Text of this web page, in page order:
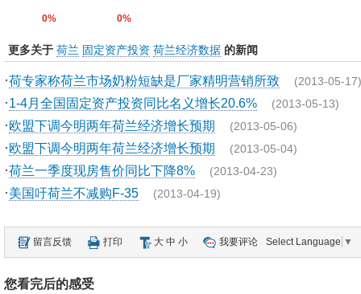
0% 0%
更多关于 荷兰 固定资产投资 荷兰经济数据 的新闻
·荷专家称荷兰市场奶粉短缺是厂家精明营销所致 (2013-05-17)
·1-4月全国固定资产投资同比名义增长20.6% (2013-05-13)
·欧盟下调今明两年荷兰经济增长预期 (2013-05-06)
·欧盟下调今明两年荷兰经济增长预期 (2013-05-04)
·荷兰一季度现房售价同比下降8% (2013-04-23)
·美国吁荷兰不减购F-35 (2013-04-19)
留言反馈 打印 大 中 小 我要评论 Select Language ▼
您看完后的感受